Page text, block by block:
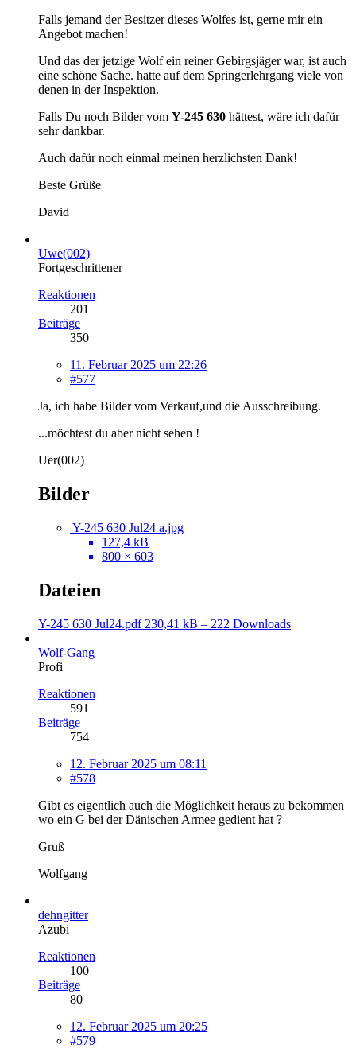
Falls jemand der Besitzer dieses Wolfes ist, gerne mir ein
Angebot machen!
Und das der jetzige Wolf ein reiner Gebirgsjäger war, ist auch
eine schöne Sache. hatte auf dem Springerlehrgang viele von
denen in der Inspektion.
Falls Du noch Bilder vom Y-245 630 hättest, wäre ich dafür
sehr dankbar.
Auch dafür noch einmal meinen herzlichsten Dank!
Beste Grüße
David
Uwe(002)
Fortgeschrittener
Reaktionen
201
Beiträge
350
11. Februar 2025 um 22:26
#577
Ja, ich habe Bilder vom Verkauf,und die Ausschreibung.
...möchtest du aber nicht sehen !
Uer(002)
Bilder
Y-245 630 Jul24 a.jpg
127,4 kB
800 × 603
Dateien
Y-245 630 Jul24.pdf 230,41 kB – 222 Downloads
Wolf-Gang
Profi
Reaktionen
591
Beiträge
754
12. Februar 2025 um 08:11
#578
Gibt es eigentlich auch die Möglichkeit heraus zu bekommen
wo ein G bei der Dänischen Armee gedient hat ?
Gruß
Wolfgang
dehngitter
Azubi
Reaktionen
100
Beiträge
80
12. Februar 2025 um 20:25
#579